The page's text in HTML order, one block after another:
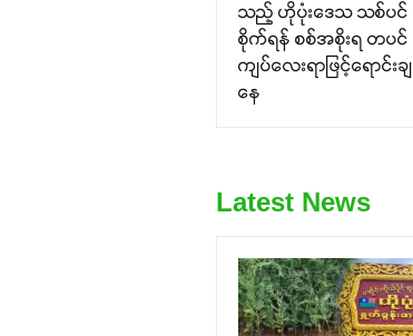
သည့် ဟိုပုံးဒေသ သစ်ပင်
စိုက်ရန် စစ်အစိုးရ တပင်
ကျပ်လေးရာဖြင့်ရောင်းချ
နေ
Latest News